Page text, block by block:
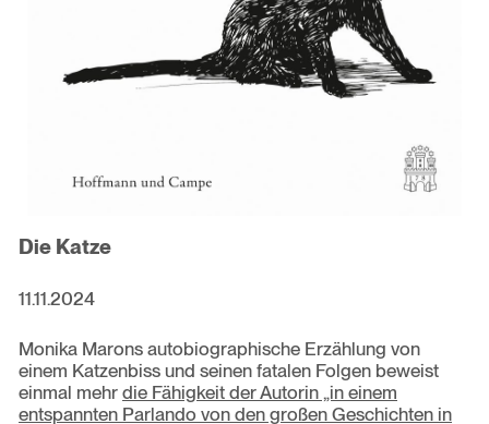
Die Katze
11.11.2024
Monika Marons autobiographische Erzählung von
einem Katzenbiss und seinen fatalen Folgen beweist
einmal mehr die Fähigkeit der Autorin „in einem
entspannten Parlando von den großen Geschichten in